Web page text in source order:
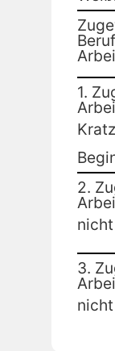
1.
2.
3.